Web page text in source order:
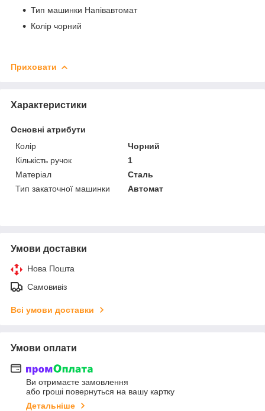
Тип машинки Напівавтомат
Колір чорний
Приховати
Характеристики
Основні атрибути
Колір
Чорний
Кількість ручок
1
Матеріал
Сталь
Тип закаточної машинки
Автомат
Умови доставки
Нова Пошта
Самовивіз
Всі умови доставки
Умови оплати
Ви отримаєте замовлення
або гроші повернуться на вашу картку
Детальніше